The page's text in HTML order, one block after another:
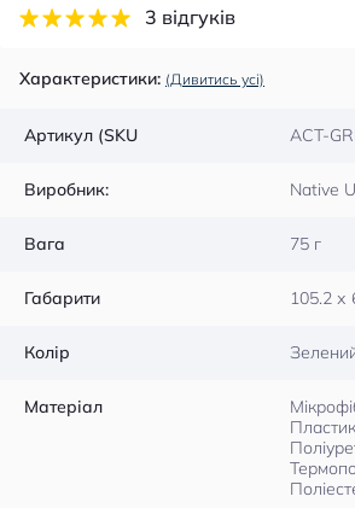
3 відгуків
Характеристики: (Дивитись усі)
Артикул (SKU ACT-
Виробник: Native
Вага 75 г
Габарити 105.2 х
Колір
Матеріал
Пластик